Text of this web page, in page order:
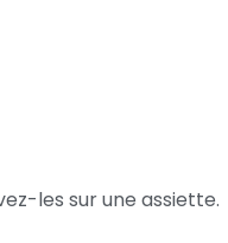
les sur une assiette.